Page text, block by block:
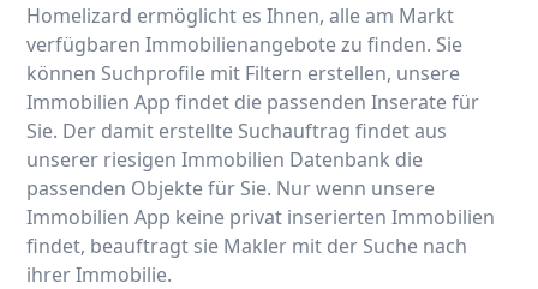
Homelizard ermöglicht es Ihnen, alle am Markt
verfügbaren Immobilienangebote zu finden. Sie
können Suchprofile mit Filtern erstellen, unsere
Immobilien App findet die passenden Inserate für
Sie. Der damit erstellte Suchauftrag findet aus
unserer riesigen Immobilien Datenbank die
passenden Objekte für Sie. Nur wenn unsere
Immobilien App keine privat inserierten Immobilien
findet, beauftragt sie Makler mit der Suche nach
ihrer Immobilie.